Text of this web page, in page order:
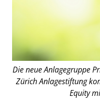
Die neue Anlagegruppe
Zürich Anlagestiftung
Equity